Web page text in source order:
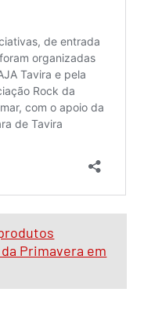
Primavera em